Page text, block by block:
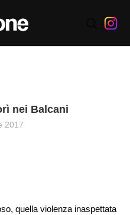
nei Balcani
2017
quella violenza inaspettata